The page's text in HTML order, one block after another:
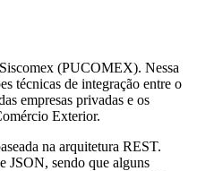
(PUCOMEX). Nessa
técnicas de integração entre o
empresas privadas e os
Exterior.
na arquitetura REST.
JSON, sendo que alguns